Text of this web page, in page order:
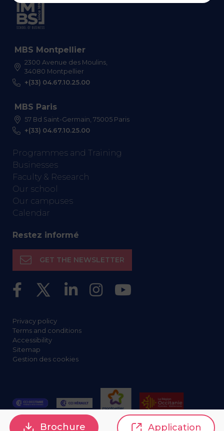
MBS Montpellier
2300 Avenue des Moulins,
34080 Montpellier
+(33) 04.67.10.25.00
MBS Paris
57 Bd Saint-Germain, 75005 Paris
+(33) 04.67.10.25.00
Programmes and Training
Businesses
Faculty & Research
Our school
Our campuses
Calendar
Restez informé
GET THE NEWSLETTER
Privacy policy
Terms and conditions
Accessibility
Sitemap
Gestion des cookies
Brochure Application